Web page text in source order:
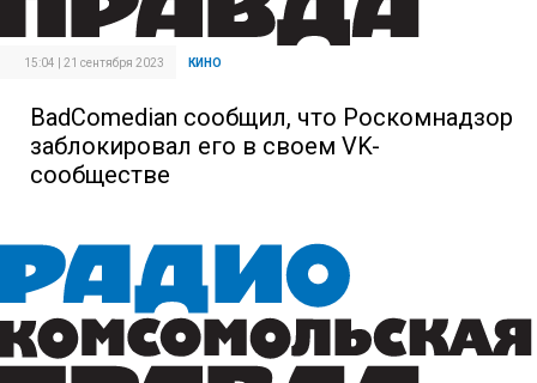
15:04 | 21 сентября 2023 КИНО
BadComedian сообщил, что Роскомнадзор
заблокировал его в своем VK-
сообществе